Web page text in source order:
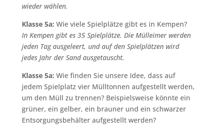
wieder wählen.
Klasse 5a: Wie viele Spielplätze gibt es in Kempen?
In Kempen gibt es 35 Spielplätze. Die Mülleimer werden
jeden Tag ausgeleert, und auf den Spielplätzen wird
jedes Jahr der Sand ausgetauscht.
Klasse 5a: Wie finden Sie unsere Idee, dass auf
jedem Spielplatz vier Mülltonnen aufgestellt werden,
um den Müll zu trennen? Beispielsweise könnte ein
grüner, ein gelber, ein brauner und ein schwarzer
Entsorgungsbehälter aufgestellt werden?